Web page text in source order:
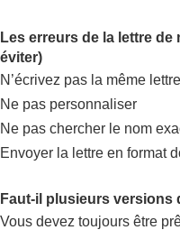
Les erreurs de la lettre
éviter)
N’écrivez pas la même
Ne pas personnaliser
Ne pas chercher le nom
Envoyer la lettre en format
Faut-il plusieurs versions
Vous devez toujours être